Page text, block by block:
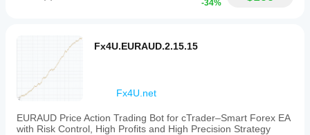
(x)
After that, the bot converts lots → units and clamps them
to broker min / max / step automatically.
This gives Dominator a dynamic risk profile
where it statistically sees better EMAs (high score +
virgin), less size on marginal setups.
-34%
Fx4U.EURAUD.2.15.15
Fx4U.net
EURAUD Price Action Trading Bot for cTrader–Smart Forex EA
with Risk Control, High Profits and High Precision Strategy